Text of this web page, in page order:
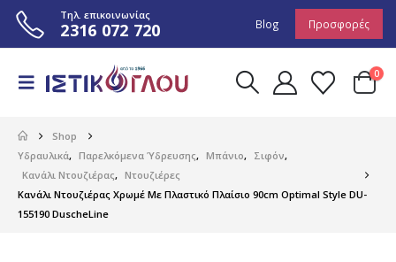
Τηλ. επικοινωνίας
2316 072 720 Blog Προσφορές
0
Shop
Υδραυλικά, Παρελκόμενα Ύδρευσης, Μπάνιο, Σιφόν,
Κανάλι Ντουζιέρας, Ντουζιέρες
Κανάλι Ντουζιέρας Χρωμέ Με Πλαστικό Πλαίσιο 90cm Optimal Style DU-
155190 DuscheLine